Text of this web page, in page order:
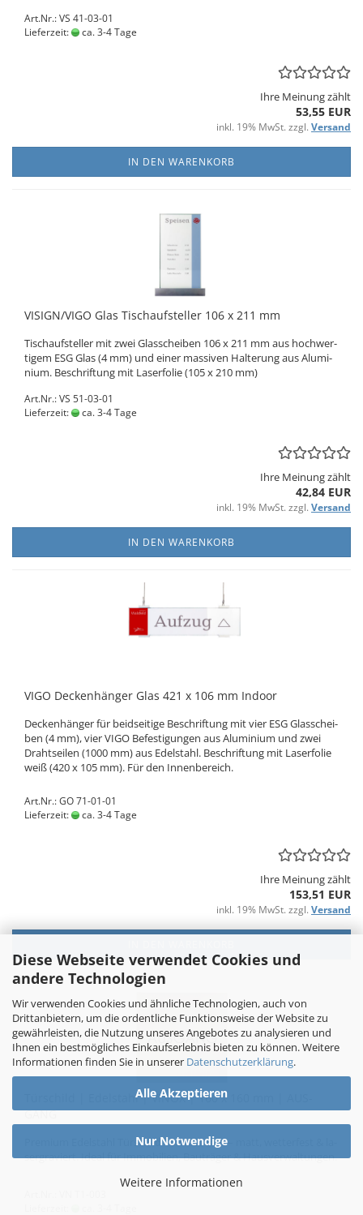
Diese Webseite verwendet Cookies und
andere Technologien
Wir verwenden Cookies und ähnliche Technologien, auch von
Drittanbietern, um die ordentliche Funktionsweise der Website zu
gewährleisten, die Nutzung unseres Angebotes zu analysieren und
Ihnen ein bestmögliches Einkaufserlebnis bieten zu können. Weitere
Informationen finden Sie in unserer Datenschutzerklärung.
Alle Akzeptieren
Nur Notwendige
Weitere Informationen
Art.Nr.: VS 41-03-01
Lieferzeit:
ca. 3-4 Tage
Ihre Meinung zählt
53,55 EUR
inkl. 19% MwSt. zzgl. Versand
IN DEN WARENKORB
VI­SIGN/VIGO Glas Tisch­auf­stel­ler 106 x 211 mm
Tisch­auf­stel­ler mit zwei Glas­schei­ben 106 x 211 mm aus hoch­wer­
ti­gem ESG Glas (4 mm) und einer mas­si­ven Hal­te­rung aus Alu­mi­
ni­um. Be­schrif­tung mit La­ser­fo­lie (105 x 210 mm)
Art.Nr.: VS 51-03-01
Lieferzeit:
ca. 3-4 Tage
Ihre Meinung zählt
42,84 EUR
inkl. 19% MwSt. zzgl. Versand
IN DEN WARENKORB
VIGO De­cken­hän­ger Glas 421 x 106 mm In­door
De­cken­hän­ger für beid­sei­ti­ge Be­schrif­tung mit vier ESG Glas­schei­
ben (4 mm), vier VIGO Be­fes­ti­gun­gen aus Alu­mi­ni­um und zwei
Draht­sei­len (1000 mm) aus Edel­stahl. Be­schrif­tung mit La­ser­fo­lie
weiß (420 x 105 mm). Für den In­nen­be­reich.
Art.Nr.: GO 71-01-01
Lieferzeit:
ca. 3-4 Tage
Ihre Meinung zählt
153,51 EUR
inkl. 19% MwSt. zzgl. Versand
Tür­schild | Edel­stahl | VINOX | 160 x 160 mm | AUS­
GANG
Pre­mi­um Edel­stahl Tür­schild 160x160 mm – matt, wet­ter­fest & la­
ser­gra­viert. Ideal für Im­mo­bi­li­en, Bau­trä­ger & Haus­ver­wal­tun­gen.